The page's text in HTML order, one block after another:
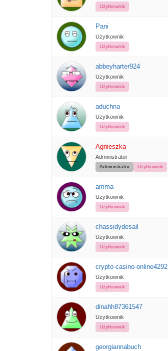
Użytkownik
Pani
Użytkownik
Użytkownik
abbeyharter924
Użytkownik
Użytkownik
aduchna
Użytkownik
Użytkownik
Agnieszka
Administrator
Administrator Użytkownik
amma
Użytkownik
Użytkownik
chassidydesail
Użytkownik
Użytkownik
crypto-casino-online4292
Użytkownik
Użytkownik
dinahh87361547
Użytkownik
Użytkownik
georgiannabuch